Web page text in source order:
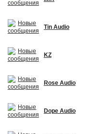
Tin Audio
KZ
Rose Audio
Dope Audio